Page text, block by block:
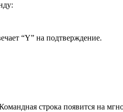
“Y” на подтверждение.
строка появится на